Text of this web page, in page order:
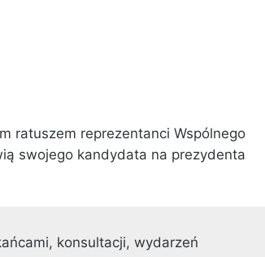
ratuszem reprezentanci Wspólnego
swojego kandydata na prezydenta
konsultacji, wydarzeń